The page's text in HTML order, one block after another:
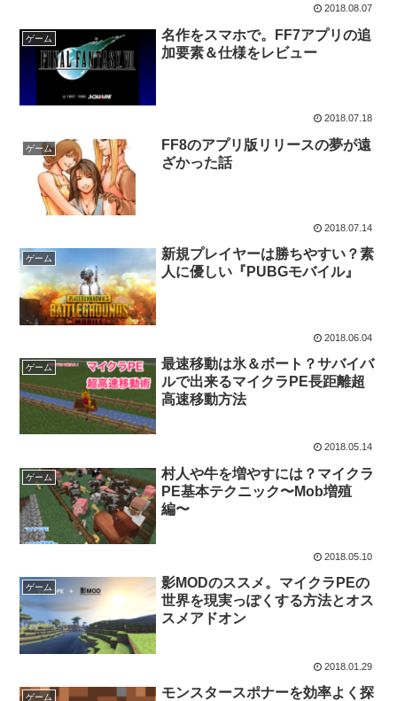
2018.08.07
ゲーム
名作をスマホで。FF7アプリの追
加要素＆仕様をレビュー
2018.07.18
ゲーム
FF8のアプリ版リリースの夢が遠
ざかった話
2018.07.14
ゲーム
新規プレイヤーは勝ちやすい？素
人に優しい『PUBGモバイル』
2018.06.04
ゲーム
最速移動は氷＆ボート？サバイバ
ルで出来るマイクラPE長距離超
高速移動方法
2018.05.14
ゲーム
村人や牛を増やすには？マイクラ
PE基本テクニック〜Mob増殖
編〜
2018.05.10
ゲーム
影MODのススメ。マイクラPEの
世界を現実っぽくする方法とオス
スメアドオン
2018.01.29
ゲーム モンスタースポナーを効率よく探